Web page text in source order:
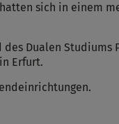
sich in einem
Dualen Studiums
Erfurt.